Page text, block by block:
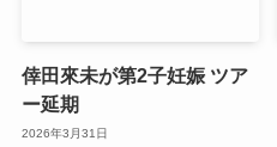
倖田來未が第2子妊娠 ツア
ー延期
2026年3月31日